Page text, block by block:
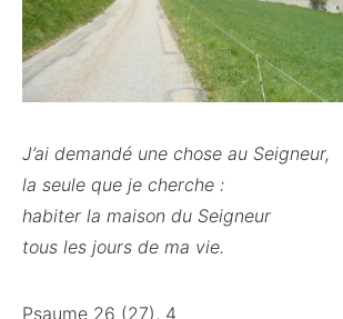
J’ai demandé une chose au Seigneur,
la seule que je cherche :
habiter la maison du Seigneur
tous les jours de ma vie.
Psaume 26 (27), 4